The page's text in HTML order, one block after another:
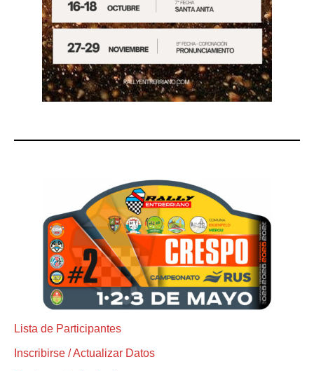
Lista de Participantes
Inscribirse / Actualizar Datos